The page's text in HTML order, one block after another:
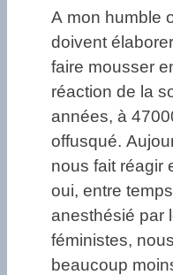
A mon humble
doivent
faire mousser
réaction de la
années, à
offusqué.
nous fait réagir
oui, entre
anesthésié par
féministes,
beaucoup